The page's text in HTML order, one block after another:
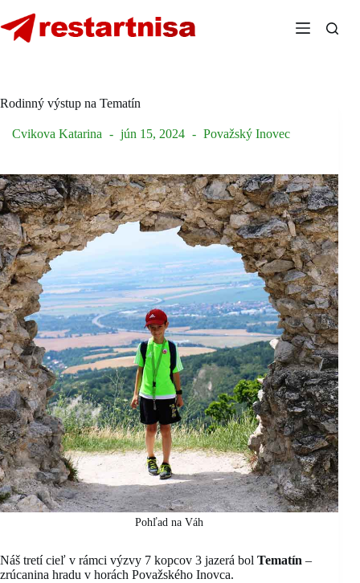
to
content
Rodinný výstup na Tematín
Cvikova Katarina jún 15, 2024 Považský Inovec
Pohľad na Váh
Náš tretí cieľ v rámci výzvy 7 kopcov 3 jazerá bol Tematín –
zrúcanina hradu v horách Považského Inovca.